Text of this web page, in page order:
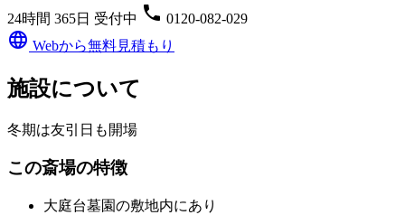
24時間 365日 受付中 phone 0120-082-029
language Webから無料見積もり
施設について
冬期は友引日も開場
この斎場の特徴
大庭台墓園の敷地内にあり